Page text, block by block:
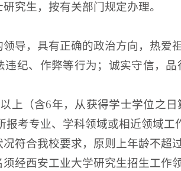
究生，按有关部门规定办理。
导，具有正确的政治方向，热爱
违纪、作弊等行为；诚实守信，
上（含6年， 从获得学士学位之
报考专业、学科领域或相近领域工
符合我校要求， 原则上年龄不超
经西安工业大学研究生招生工作